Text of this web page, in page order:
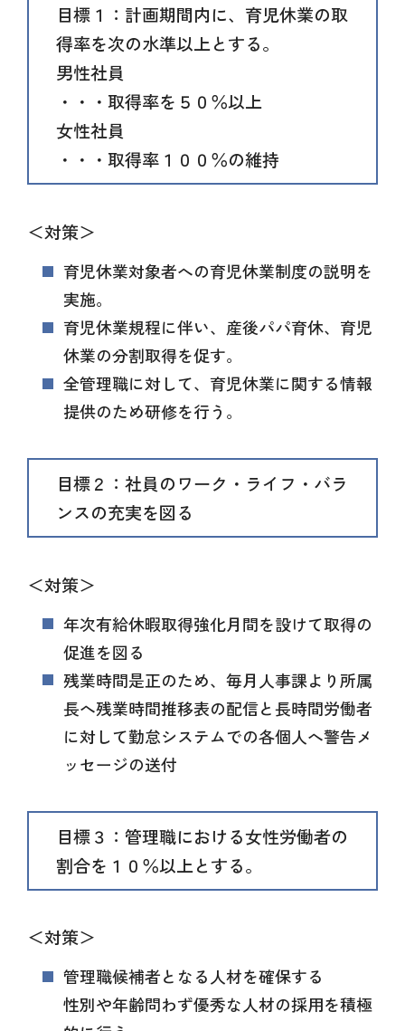
目標１：計画期間内に、育児休業の取
得率を次の水準以上とする。
男性社員
・・・取得率を５０％以上
女性社員
・・・取得率１００％の維持
＜対策＞
育児休業対象者への育児休業制度の説明を
実施。
育児休業規程に伴い、産後パパ育休、育児
休業の分割取得を促す。
全管理職に対して、育児休業に関する情報
提供のため研修を行う。
目標２：社員のワーク・ライフ・バラ
ンスの充実を図る
＜対策＞
年次有給休暇取得強化月間を設けて取得の
促進を図る
残業時間是正のため、毎月人事課より所属
長へ残業時間推移表の配信と長時間労働者
に対して勤怠システムでの各個人へ警告メ
ッセージの送付
目標３：管理職における女性労働者の
割合を１０％以上とする。
＜対策＞
管理職候補者となる人材を確保する
性別や年齢問わず優秀な人材の採用を積極